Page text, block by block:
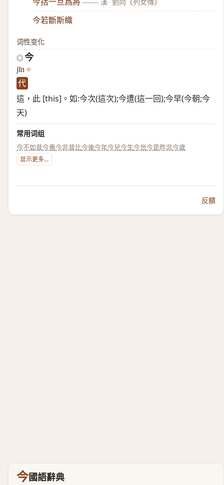
今括一旦爲將 —— 漢· 劉向《列女傳》
今若斷斯織
词性变化
◎ 今
jīn
代
這，此 [this]。如:今次(這次);今遭(這一回);今早(今朝;今
天)
常用词组
今不如昔今番今非昔比今後今年今兒今生今世今是昨非今歲
显示更多...
反饋
今國語辭典